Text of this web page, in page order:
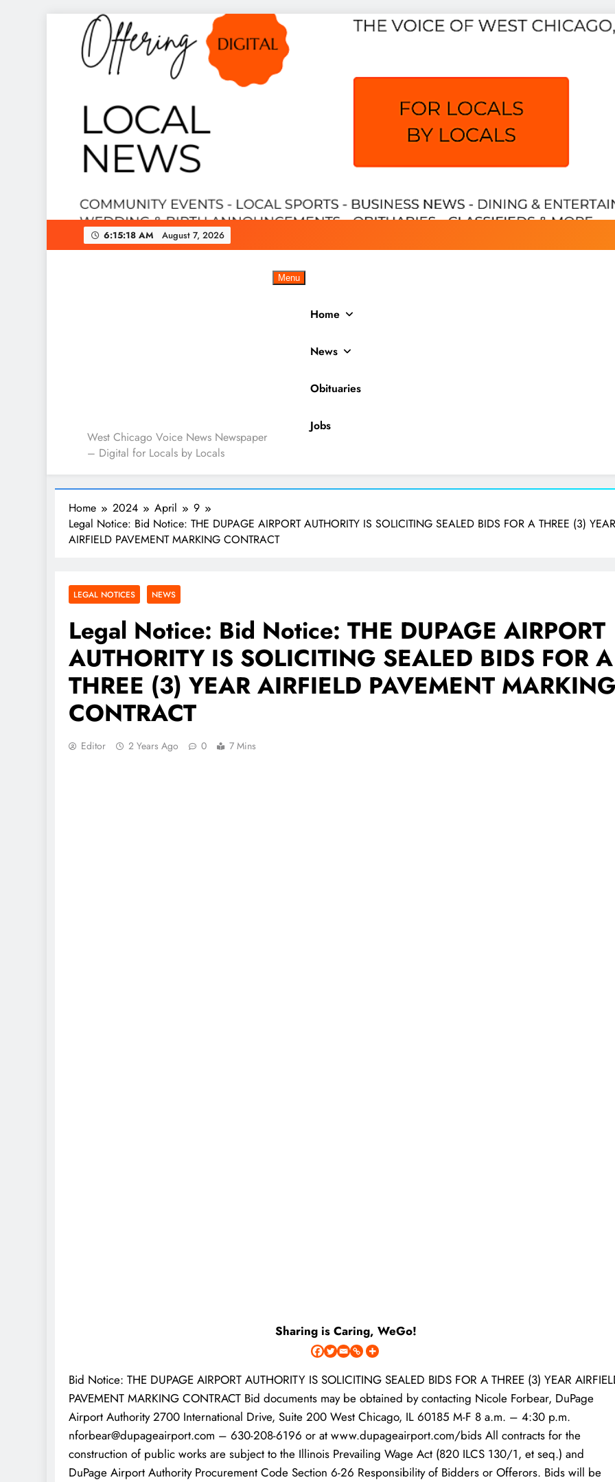
6:15:19 AM August 7, 2026
West Chicago Voice : Local News
West Chicago Voice News Newspaper
– Digital for Locals by Locals
Menu
Home
News
Obituaries
Jobs
Home 2024 April
9
Legal Notice: Bid Notice: THE DUPAGE AIRPORT AUTHORITY IS SOLICITING SEALED BIDS FOR A THREE (3) YEAR
AIRFIELD PAVEMENT MARKING CONTRACT
LEGAL NOTICES NEWS
Legal Notice: Bid Notice: THE DUPAGE AIRPORT
AUTHORITY IS SOLICITING SEALED BIDS FOR A
THREE (3) YEAR AIRFIELD PAVEMENT
CONTRACT
Editor 2 Years Ago 0 7 Mins
Sharing is Caring, WeGo!
Bid Notice: THE DUPAGE AIRPORT AUTHORITY IS SOLICITING SEALED BIDS FOR A THREE (3) YEAR
PAVEMENT MARKING CONTRACT Bid documents may be obtained by contacting Nicole Forbear, DuPage
Airport Authority 2700 International Drive, Suite 200 West Chicago, IL 60185 M-F 8 a.m. – 4:30 p.m.
nforbear@dupageairport.com – 630-208-6196 or at www.dupageairport.com/bids All contracts for the
construction of public works are subject to the Illinois Prevailing Wage Act (820 ILCS 130/1, et seq.) and
DuPage Airport Authority Procurement Code Section 6-26 Responsibility of Bidders or Offerors. Bids will be